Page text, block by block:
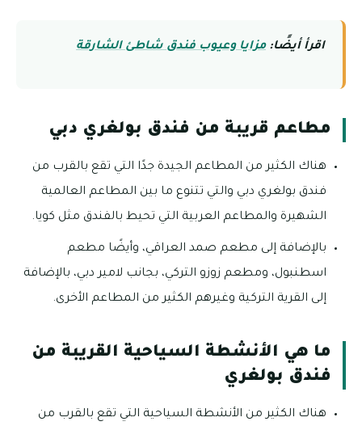
اقرأ أيضًا:مزايا وعيوب فندق شاطئ الشارقة
مطاعم قريبة من فندق بولغري دبي
هناك الكثير من المطاعم الجيدة جدًا التي تقع بالقرب من
فندق بولغري دبي والتي تتنوع ما بين المطاعم العالمية
الشهيرة والمطاعم العربية التي تحيط بالفندق مثل كويا.
بالإضافة إلى مطعم صمد العراقي، وأيضًا مطعم
اسطنبول، ومطعم زوزو التركي، بجانب لامير دبي، بالإضافة
إلى القرية التركية وغيرهم الكثير من المطاعم الأخرى.
ما هي الأنشطة السياحية القريبة من
فندق بولغري
هناك الكثير من الأنشطة السياحية التي تقع بالقرب من